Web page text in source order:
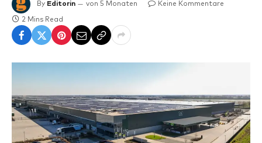
By Editorin von 5 Monaten Keine Kommentare
2 Mins Read